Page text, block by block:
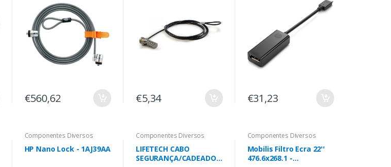
€560,62 €5,34 €31,23
Componentes Diversos
HP Nano Lock - 1AJ39AA
Componentes Diversos
LIFETECH CABO
SEGURANÇA/CADEADO
Componentes Diversos
Mobilis Filtro Ecra 22''
476.6x268.1 -